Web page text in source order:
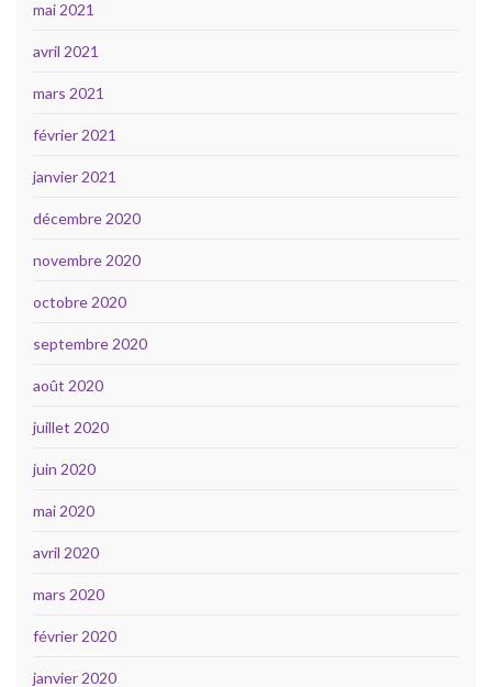
mai 2021
avril 2021
mars 2021
février 2021
janvier 2021
décembre 2020
novembre 2020
octobre 2020
septembre 2020
août 2020
juillet 2020
juin 2020
mai 2020
avril 2020
mars 2020
février 2020
janvier 2020